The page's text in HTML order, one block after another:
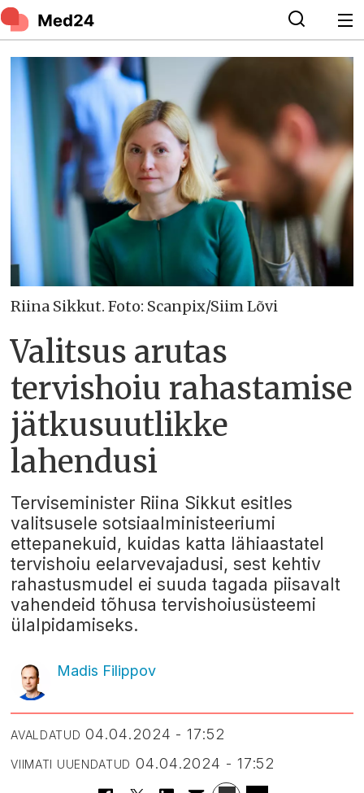
Riina Sikkut. Foto: Scanpix/Siim Lõvi
Valitsus arutas
tervishoiu rahastamise
jätkusuutlikke
lahendusi
Terviseminister Riina Sikkut esitles
valitsusele sotsiaalministeeriumi
ettepanekuid, kuidas katta lähiaastatel
tervishoiu eelarvevajadusi, sest kehtiv
rahastusmudel ei suuda tagada piisavalt
vahendeid tõhusa tervishoiusüsteemi
ülalpidamiseks.
Madis Filippov
AVALDATUD 04.04.2024 - 17:52
VIIMATI UUENDATUD 04.04.2024 - 17:52